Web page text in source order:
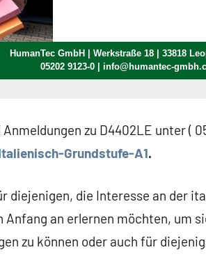
HumanTec GmbH | Werkstraße 18 | 33818
05202 9123-0 | info@humantec-
zu D4402LE unter (
Grundstufe-A1.
diejenigen, die Interesse an der
Anfang an erlernen möchten, um
zu können oder auch für